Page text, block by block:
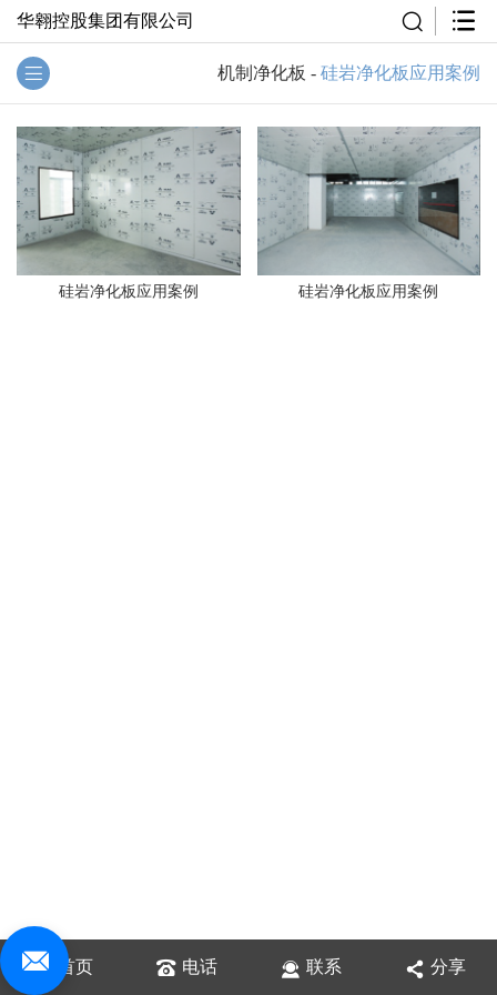
华翱控股集团有限公司
机制净化板 - 硅岩净化板应用案例
硅岩净化板应用案例 硅岩净化板应用案例
首页 电话 联系 分享